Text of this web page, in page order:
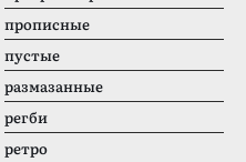
прописные
пустые
размазанные
регби
ретро